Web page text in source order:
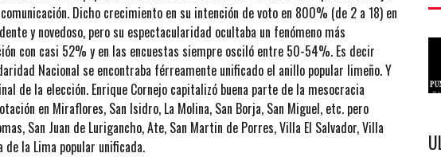
Dicho crecimiento en su intención de voto en 800% (de 2 a 18) en
y novedoso, pero su espectacularidad ocultaba un fenómeno más
con casi 52% y en las encuestas siempre osciló entre 50-54%. Es decir
Nacional se encontraba férreamente unificado el anillo popular limeño. Y
de la elección. Enrique Cornejo capitalizó buena parte de la mesocracia
en Miraflores, San Isidro, La Molina, San Borja, San Miguel, etc. pero
San Juan de Lurigancho, Ate, San Martin de Porres, Villa El Salvador, Villa
la Lima popular unificada.